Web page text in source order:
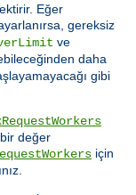
Eğer
gereksiz
ve
daha
gibi
değer
için